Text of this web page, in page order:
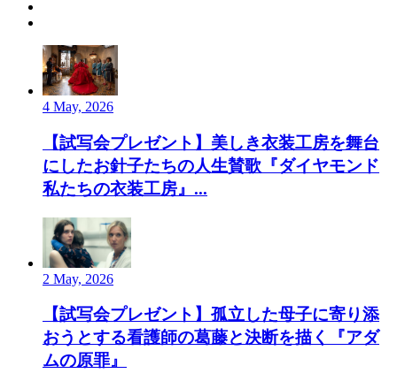
4 May, 2026
【試写会プレゼント】美しき衣装工房を舞台
にしたお針子たちの人生賛歌『ダイヤモンド
私たちの衣装工房』...
2 May, 2026
【試写会プレゼント】孤立した母子に寄り添
おうとする看護師の葛藤と決断を描く『アダ
ムの原罪』